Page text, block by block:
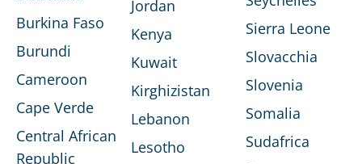
Burkina Faso
Burundi
Cameroon
Cape Verde
Central African
Republic
Jordan
Kenya
Kuwait
Kirghizistan
Lebanon
Lesotho
Sierra Leone
Slovacchia
Slovenia
Somalia
Sudafrica